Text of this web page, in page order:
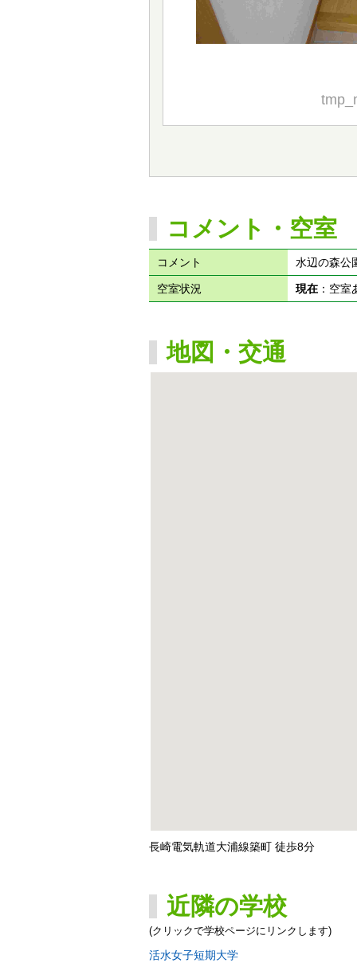
コメント・空室
コメント 水辺の森公
空室状況 現在：空
地図・交通
長崎電気軌道大浦線築町 徒歩8分
近隣の学校
(クリックで学校ページにリンクします)
活水女子短期大学